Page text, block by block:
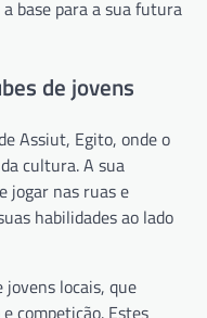
base para a sua futura
de jovens
Assiut, Egito, onde o
cultura. A sua
jogar nas ruas e
habilidades ao lado
locais, que